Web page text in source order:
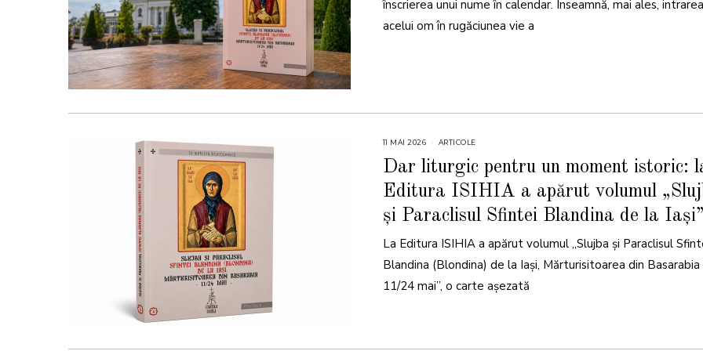
înscrierea unui nume în calendar. Înseamnă, mai ales, intrarea
acelui om în rugăciunea vie a
11 MAI 2026
M
A
2
0
6
ARTICOLE
Dar liturgic pentru un moment istoric:
Editura ISIHIA a apărut volumul
și Paraclisul Sfintei Blandina de la Iași”
La Editura ISIHIA a apărut volumul „Slujba și Paraclisul
Blandina (Blondina) de la Iași, Mărturisitoarea din Basarabia
11/24 mai”, o carte așezată